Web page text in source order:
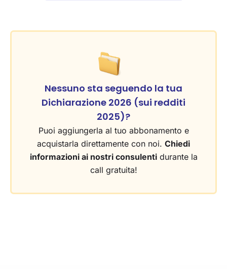
Nessuno sta seguendo la tua
Dichiarazione 2026 (sui redditi
2025)?
Puoi aggiungerla al tuo abbonamento e
acquistarla direttamente con noi. Chiedi
informazioni ai nostri consulentidurante la
call gratuita!